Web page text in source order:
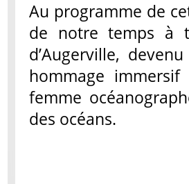
Au programme de
de notre temps à
d’Augerville,
hommage
femme
des océans.